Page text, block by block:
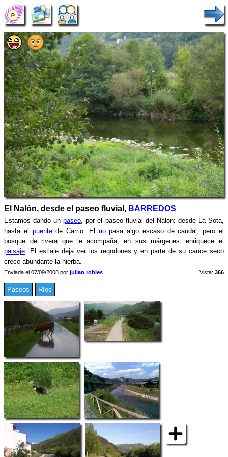
El Nalón, desde el paseo fluvial, BARREDOS
Estamos dando unpaseo, por el paseo fluvial del Nalón: desde La Sota,
hasta el puentede Carrio. El riopasa algo escaso de caudal, pero el
bosque de rivera que le acompaña, en sus márgenes, enriquece el
paisaje. El estiaje deja ver los regodones y en parte de su cauce seco
crece abundante la hierba.
Enviada el 07/09/2008 por julian robles Vista: 366
Paseos Ríos